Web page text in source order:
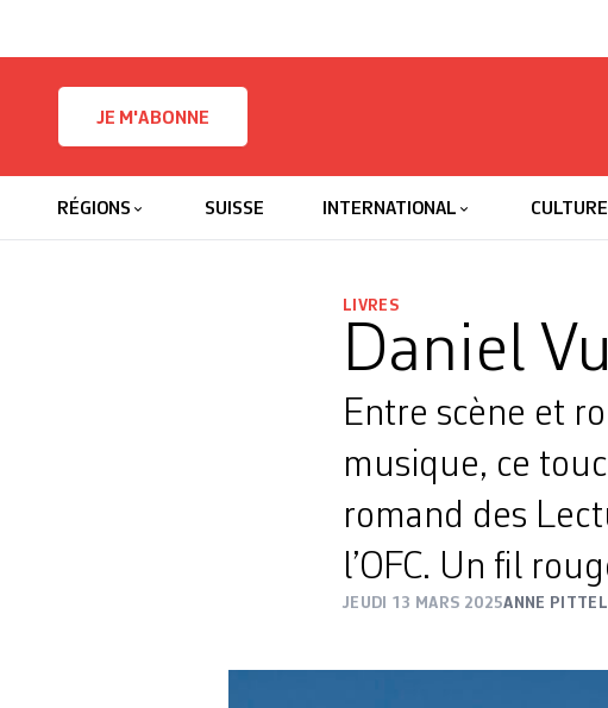
JE M'ABONNE
RÉGIONS SUISSE INTERNATIONAL CULTURE
LIVRES
Daniel
Entre scène et
musique, ce
romand des
l’OFC. Un fil
JEUDI 13 MARS 2025ANNE